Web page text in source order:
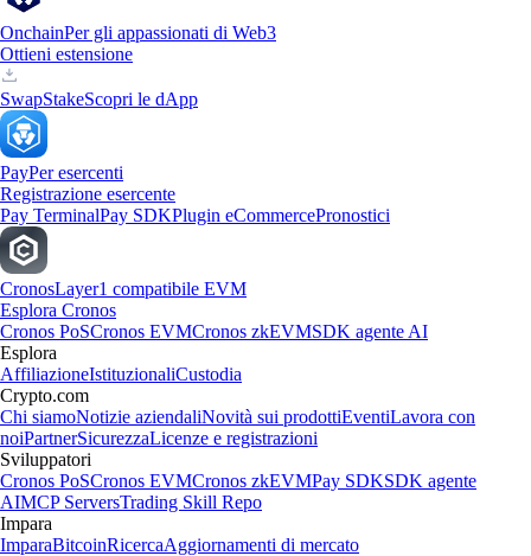
OnchainPer gli appassionati di Web3
Ottieni estensione
SwapStakeScopri le dApp
PayPer esercenti
Registrazione esercente
Pay TerminalPay SDKPlugin eCommercePronostici
CronosLayer1 compatibile EVM
Esplora Cronos
Cronos PoSCronos EVMCronos zkEVMSDK agente AI
Esplora
AffiliazioneIstituzionaliCustodia
Crypto.com
Chi siamoNotizie aziendaliNovità sui prodottiEventiLavora con
noiPartnerSicurezzaLicenze e registrazioni
Sviluppatori
Cronos PoSCronos EVMCronos zkEVMPay SDKSDK agente
AIMCP ServersTrading Skill Repo
Impara
ImparaBitcoinRicercaAggiornamenti di mercato